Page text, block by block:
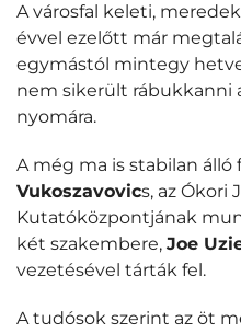
A városfal keleti,
évvel ezelőtt már
egymástól mintegy
nem sikerült rábukkanni
nyomára.
A még ma is stabilan álló
Vukoszavovics, az Ókori
Kutatóközpontjának
két szakembere, Joe
vezetésével tárták fel.
A tudósok szerint az öt